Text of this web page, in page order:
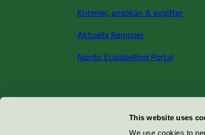
This website uses
We use cookies to
Kriterier, ansökan & avgifter
Aktuella Remisser
Nordic Ecolabelling Portal